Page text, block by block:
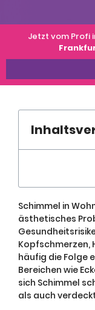
Jetzt vom Profi
Schimmel in
ästhetisches
Kopfschmerzen,
häufig die Folge
Bereichen wie
sich Schimmel
als auch